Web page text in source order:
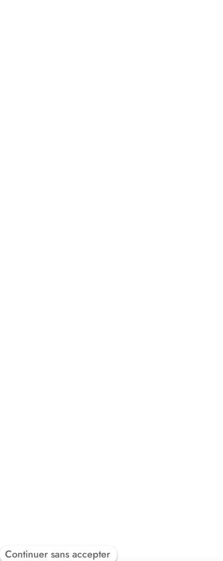
Continuer sans accepter